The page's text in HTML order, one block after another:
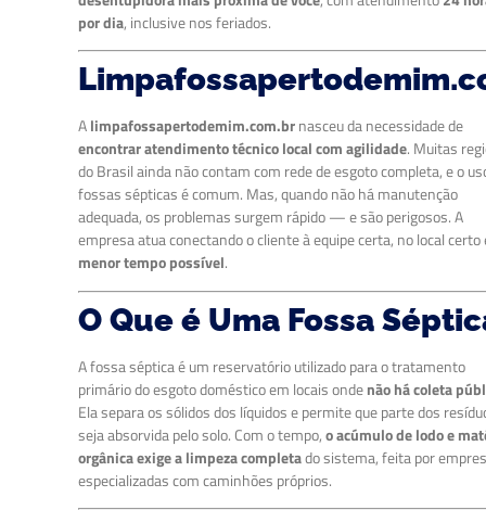
por dia, inclusive nos feriados.
Alimpafossapertodemim.com.brnasceu da necessidade de
encontrar atendimento técnico local com agilidade. Muitas
do Brasil ainda não contam com rede de esgoto completa, e o
fossas sépticas é comum. Mas, quando não há manutenção
adequada, os problemas surgem rápido — e são perigosos. A
empresa atua conectando o cliente à equipe certa, no local
menor tempo possível.
O Que é Uma Fossa
A fossa séptica é um reservatório utilizado para o tratamento
primário do esgoto doméstico em locais ondenão há coleta
Ela separa os sólidos dos líquidos e permite que parte dos
seja absorvida pelo solo. Com o tempo,o acúmulo de lodo e
orgânica exige a limpeza completado sistema, feita por
especializadas com caminhões próprios.